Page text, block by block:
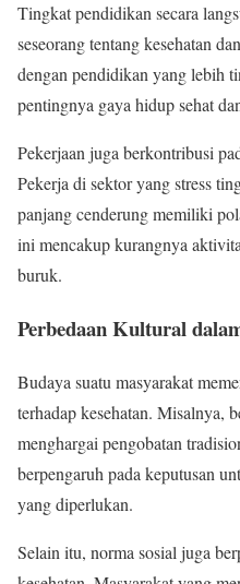
Tingkat pendidikan secara
seseorang tentang kesehatan
dengan pendidikan yang lebih
pentingnya gaya hidup sehat
Pekerjaan juga berkontribusi
Pekerja di sektor yang stress
panjang cenderung memiliki
ini mencakup kurangnya
buruk.
Perbedaan Kultural
Budaya suatu masyarakat
terhadap kesehatan. Misalnya,
menghargai pengobatan
berpengaruh pada keputusan
yang diperlukan.
Selain itu, norma sosial juga